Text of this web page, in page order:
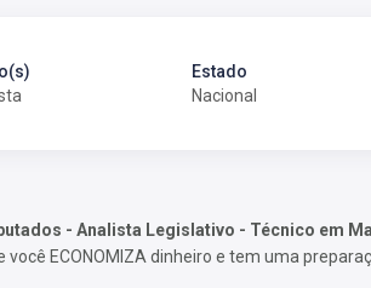
Estado
Nacional
- Analista Legislativo - Técnico em
ECONOMIZA dinheiro e tem uma